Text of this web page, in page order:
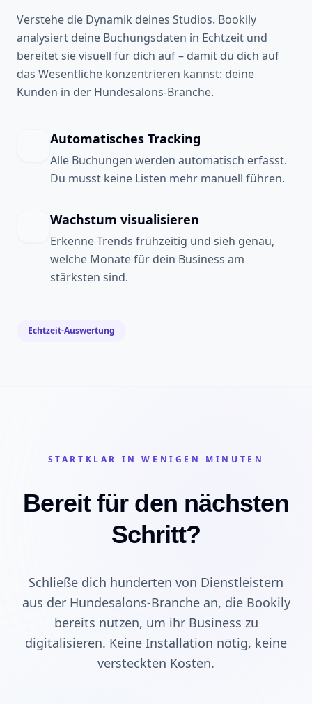
Verstehe die Dynamik deines Studios. Bookily
analysiert deine Buchungsdaten in Echtzeit und
bereitet sie visuell für dich auf – damit du dich auf
das Wesentliche konzentrieren kannst: deine
Kunden in der Hundesalons-Branche.
Automatisches Tracking
Alle Buchungen werden automatisch erfasst.
Du musst keine Listen mehr manuell führen.
Wachstum visualisieren
Erkenne Trends frühzeitig und sieh genau,
welche Monate für dein Business am
stärksten sind.
Echtzeit-Auswertung
STARTKLAR IN WENIGEN MINUTEN
Bereit für den nächsten
Schritt?
Schließe dich hunderten von Dienstleistern
aus der Hundesalons-Branche an, die Bookily
bereits nutzen, um ihr Business zu
digitalisieren. Keine Installation nötig, keine
versteckten Kosten.